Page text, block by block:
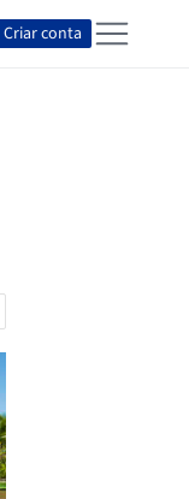
Criar conta